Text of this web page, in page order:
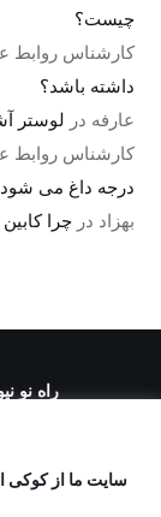
چیست؟
کارشناس روابط
داشته باشد؟
عارفه در لوستر
کارشناس روابط
درجه داغ می
بهزاد درچرا کابین
راه نو
سایت ما از کوکی